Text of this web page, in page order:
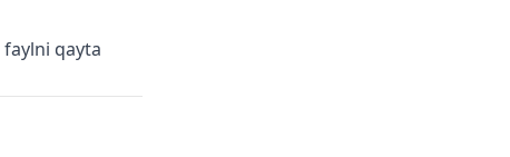
qayta